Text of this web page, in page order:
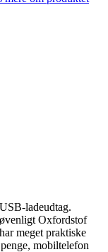
ladeudtag.
Oxfordstof
meget praktiske
mobiltelefon